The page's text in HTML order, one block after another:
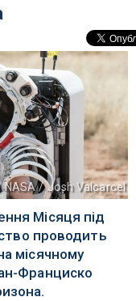
NASA / Josh Valcarcel
Місяця під
проводить
місячному
Франциско